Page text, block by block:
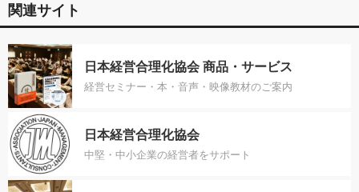
関連サイト
日本経営合理化協会 商品・サービス
経営セミナー・本・音声・映像教材のご案内
日本経営合理化協会
中堅・中小企業の経営者をサポート